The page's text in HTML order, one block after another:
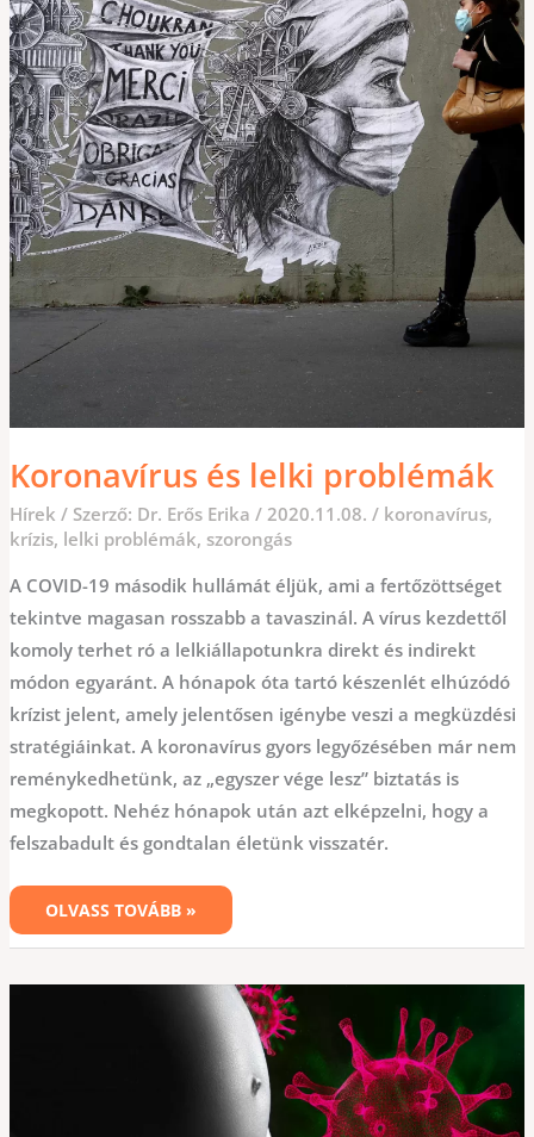
Koronavírus és lelki problémák
Hírek / Szerző: Dr. Erős Erika / 2020.11.08. / koronavírus,
krízis, lelki problémák, szorongás
A COVID-19 második hullámát éljük, ami a fertőzöttséget
tekintve magasan rosszabb a tavaszinál. A vírus kezdettől
komoly terhet ró a lelkiállapotunkra direkt és indirekt
módon egyaránt. A hónapok óta tartó készenlét elhúzódó
krízist jelent, amely jelentősen igénybe veszi a megküzdési
stratégiáinkat. A koronavírus gyors legyőzésében már nem
reménykedhetünk, az „egyszer vége lesz” biztatás is
megkopott. Nehéz hónapok után azt elképzelni, hogy a
felszabadult és gondtalan életünk visszatér.
OLVASS TOVÁBB »
VÁRANDÓSSÁG